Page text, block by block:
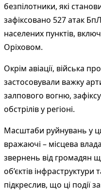
безпілотники, які
зафіксовано 527 атак
населених пунктів,
Оріховом.
Окрім авіації, війська
застосовували важку
залпового вогню,
обстрілів у регіоні.
Масштаби руйнувань у
вражаючі – місцева
звернень від громадян
об’єктів
підкреслив, що ці події